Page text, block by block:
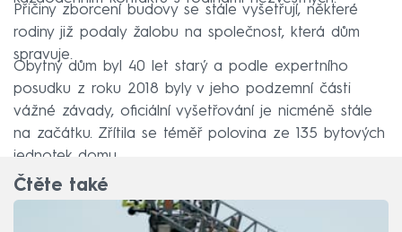
Přičiny zborcení budovy se stále vyšetřují, některé
rodiny již podaly žalobu na společnost, která dům
spravuje.
Obytný dům byl 40 let starý a podle expertního
posudku z roku 2018 byly v jeho podzemní části
vážné závady, oficiální vyšetřování je nicméně stále
na začátku. Zřítila se téměř polovina ze 135 bytových
jednotek domu.
Čtěte také